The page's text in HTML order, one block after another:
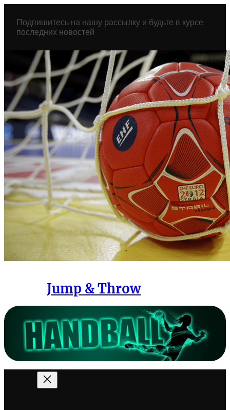
содержимому
Подпишитесь на нашу рассылку и будьте в курсе
последних новостей
Jump & Throw